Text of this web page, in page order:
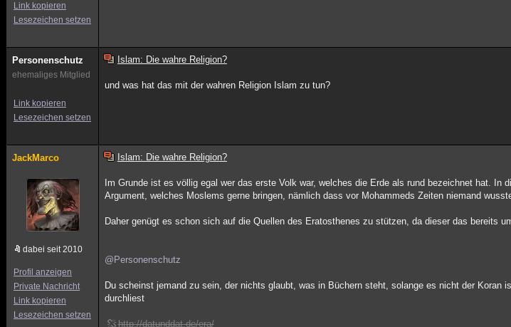
Link kopieren
Lesezeichen setzen
Personenschutz
ehemaliges Mitglied
Link kopieren
Lesezeichen setzen
Islam: Die wahre Religion?
und was hat das mit der wahren Religion Islam zu tun?
JackMarco
dabei seit 2010
Profil anzeigen
Private Nachricht
Link kopieren
Lesezeichen setzen
Islam: Die wahre Religion?
Im Grunde ist es völlig egal wer das erste Volk war, welches die Erde als rund bezeichnet hat. In
Argument, welches Moslems gerne bringen, nämlich dass vor Mohammeds Zeiten niemand
Daher genügt es schon sich auf die Quellen des Eratosthenes zu stützen, da dieser das bereits
@Personenschutz
Du scheinst jemand zu sein, der nichts glaubt, was in Büchern steht, solange es nicht der Koran
durchliest
http://datunddat.de/era/